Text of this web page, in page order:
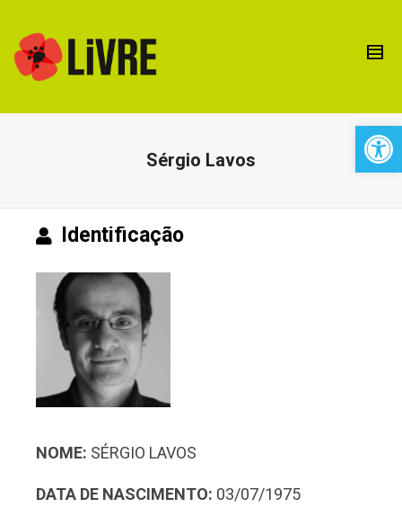
Sérgio Lavos
Identificação
NOME: SÉRGIO LAVOS
DATA DE NASCIMENTO: 03/07/1975